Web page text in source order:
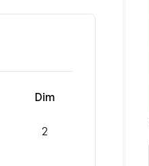
Dim
2